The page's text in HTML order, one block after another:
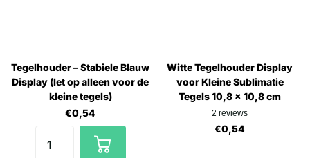
Tegelhouder – Stabiele Blauw
Display (let op alleen voor de
kleine tegels)
€0,54
Witte Tegelhouder Display
voor Kleine Sublimatie
Tegels 10,8 x 10,8 cm
2 reviews
€0,54